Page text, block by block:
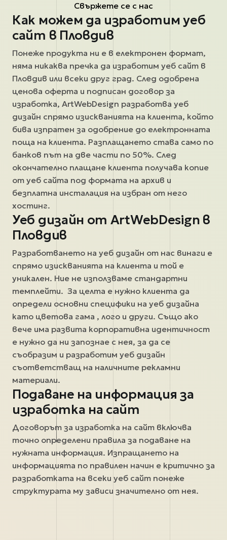
Свържете се с нас
Как можем да изработим уеб
сайт в Пловдив
Понеже продукта ни е в електронен формат,
няма никаква пречка да изработим уеб сайт в
Пловдив или всеки друг град. След одобрена
ценова оферта и подписан договор за
изработка, ArtWebDesign разработва уеб
дизайн спрямо изискванията на клиента, който
бива изпратен за одобрение до електронната
поща на клиента. Разплащането става само по
банков път на две части по 50%. След
окончателно плащане клиента получава копие
от уеб сайта под формата на архив и
безплатна инсталация на избран от него
хостинг.
Уеб дизайн от ArtWebDesign в
Пловдив
Разработването на уеб дизайн от нас винаги е
спрямо изискванията на клиента и той е
уникален. Ние не използваме стандартни
темплейти. За целта е нужно клиента да
определи основни специфики на уеб дизайна
като цветова гама , лого и други. Също ако
вече има развита корпоративна идентичност
е нужно да ни запознае с нея, за да се
съобразим и разработим уеб дизайн
съответстващ на наличните рекламни
материали.
Подаване на информация за
изработка на сайт
Договорът за изработка на сайт включва
точно определени правила за подаване на
нужната информация. Изпращането на
информацията по правилен начин е критично за
разработката на всеки уеб сайт понеже
структурата му зависи значително от нея.